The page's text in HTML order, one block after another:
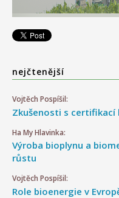
nejčtenější
Vojtěch Pospíšil:
Zkušenosti s certifikací
Ha My Hlavinka:
Výroba bioplynu a
růstu
Vojtěch Pospíšil:
Role bioenergie v